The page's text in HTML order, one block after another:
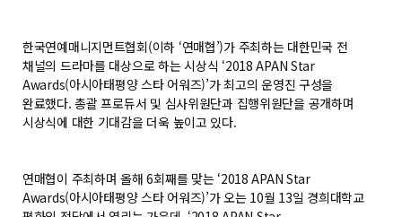
한국연예매니지먼트협회(이하 ‘연매협’)가 주최하는 대한민국 전
채널의 드라마를 대상으로 하는 시상식 ‘2018 APAN Star
Awards(아시아태평양 스타 어워즈)’가 최고의 운영진 구성을
완료했다. 총괄 프로듀서 및 심사위원단과 집행위원단을 공개하며
시상식에 대한 기대감을 더욱 높이고 있다.
연매협이 주최하며 올해 6회째를 맞는 ‘2018 APAN Star
Awards(아시아태평양 스타 어워즈)’가 오는 10월 13일 경희대학교